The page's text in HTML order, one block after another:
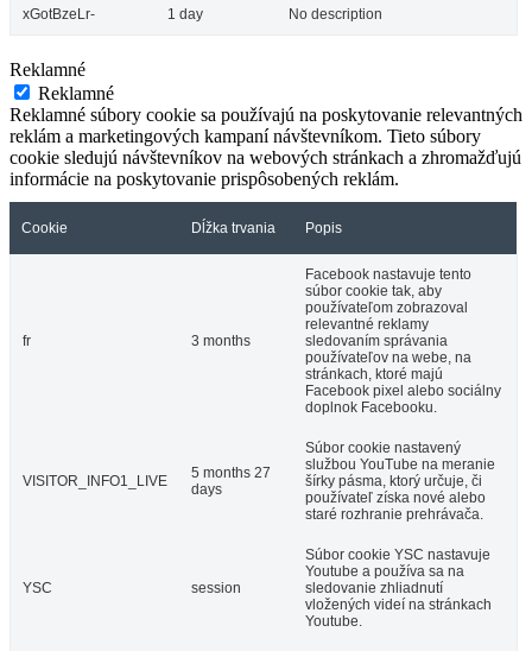
xGotBzeLr- 1 day No description
Reklamné
Reklamné
Reklamné súbory cookie sa používajú na poskytovanie relevantných
reklám a marketingových kampaní návštevníkom. Tieto súbory
cookie sledujú návštevníkov na webových stránkach a zhromažďujú
informácie na poskytovanie prispôsobených reklám.
Cookie Dĺžka trvania Popis
fr 3 months
Facebook nastavuje tento
súbor cookie tak, aby
používateľom zobrazoval
relevantné reklamy
sledovaním správania
používateľov na webe, na
stránkach, ktoré majú
Facebook pixel alebo sociálny
doplnok Facebooku.
VISITOR_INFO1_LIVE
5 months 27
days
Súbor cookie nastavený
službou YouTube na meranie
šírky pásma, ktorý určuje, či
používateľ získa nové alebo
staré rozhranie prehrávača.
YSC session
Súbor cookie YSC nastavuje
Youtube a používa sa na
sledovanie zhliadnutí
vložených videí na stránkach
Youtube.